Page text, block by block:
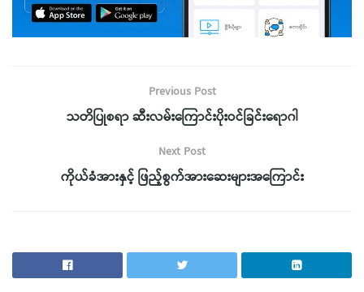
Previous Post
သတိပြုစရာ ဆီးလမ်းကြောင်းပိုးဝင်ခြင်းရောဂါ
Next Post
ကိုယ်ခံအားနှင့် ဖြည့်စွက်အားဆေးများအကြောင်း